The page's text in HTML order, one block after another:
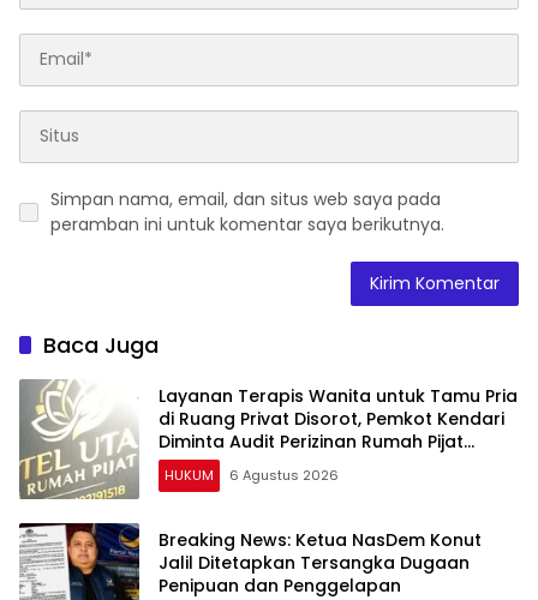
Simpan nama, email, dan situs web saya pada
peramban ini untuk komentar saya berikutnya.
Baca Juga
Layanan Terapis Wanita untuk Tamu Pria
di Ruang Privat Disorot, Pemkot Kendari
Diminta Audit Perizinan Rumah Pijat
Utami
HUKUM 6 Agustus 2026
Breaking News: Ketua NasDem Konut
Jalil Ditetapkan Tersangka Dugaan
Penipuan dan Penggelapan